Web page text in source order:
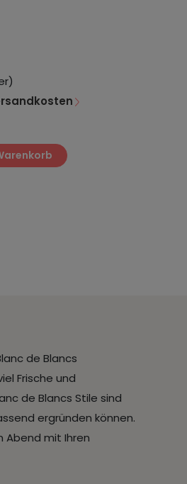
de Blancs
Frische und
de Blancs Stile sind
ergründen können.
Abend mit Ihren